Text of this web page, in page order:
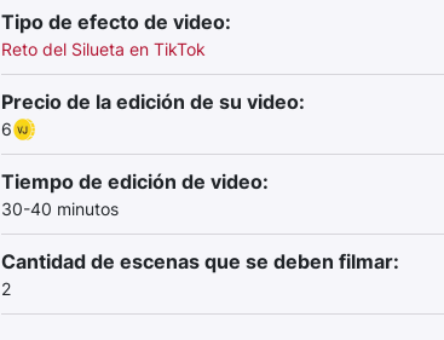
Tipo de efecto de video:
Reto del Silueta en TikTok
Precio de la edición de su video:
6
Tiempo de edición de video:
30-40 minutos
Cantidad de escenas que se deben filmar:
2